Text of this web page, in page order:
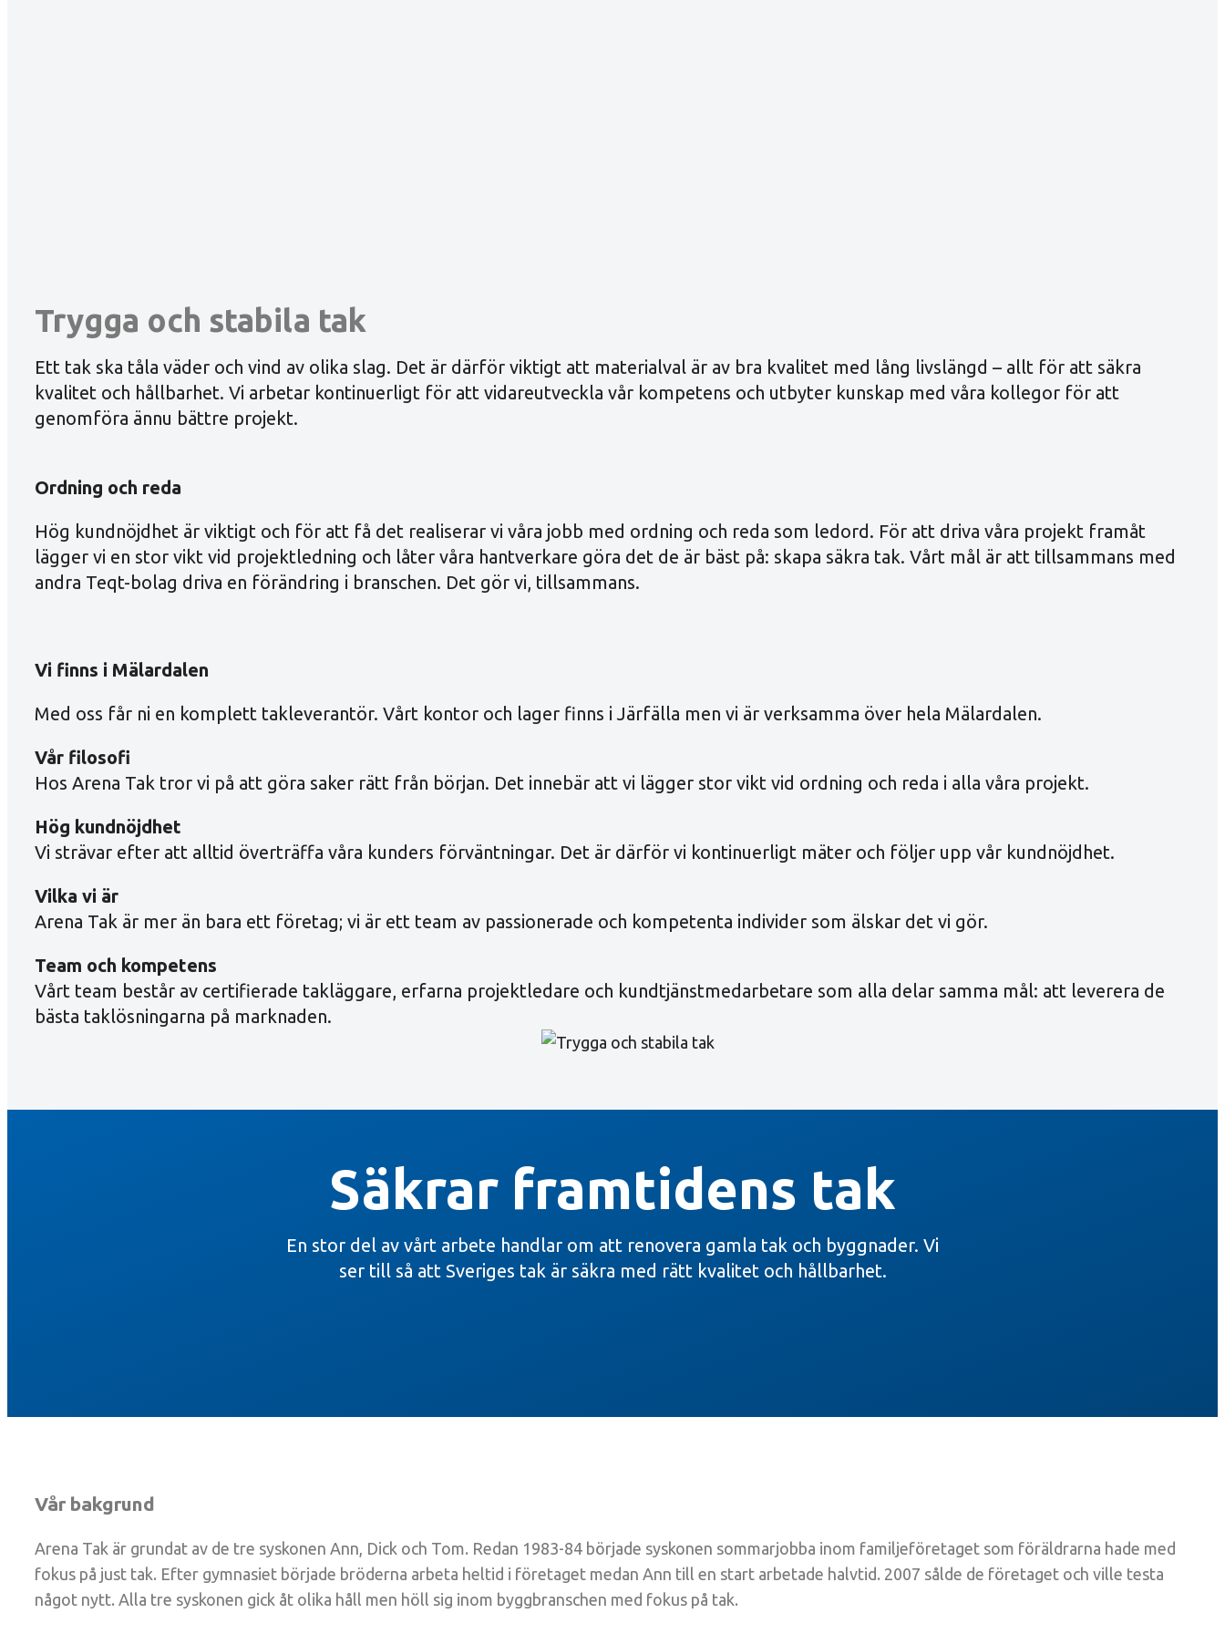
Trygga och stabila tak
Ett tak ska tåla väder och vind av olika slag. Det är därför viktigt att materialval är av bra kvalitet med lång livslängd – allt för att säkra
kvalitet och hållbarhet. Vi arbetar kontinuerligt för att vidareutveckla vår kompetens och utbyter kunskap med våra kollegor för att
genomföra ännu bättre projekt.
Ordning och reda
Hög kundnöjdhet är viktigt och för att få det realiserar vi våra jobb med ordning och reda som ledord. För att driva våra projekt framåt
lägger vi en stor vikt vid projektledning och låter våra hantverkare göra det de är bäst på: skapa säkra tak. Vårt mål är att tillsammans med
andra Teqt-bolag driva en förändring i branschen. Det gör vi, tillsammans.
Vi finns i Mälardalen
Med oss får ni en komplett takleverantör. Vårt kontor och lager finns i Järfälla men vi är verksamma över hela Mälardalen.
Vår filosofi
Hos Arena Tak tror vi på att göra saker rätt från början. Det innebär att vi lägger stor vikt vid ordning och reda i alla våra projekt.
Hög kundnöjdhet
Vi strävar efter att alltid överträffa våra kunders förväntningar. Det är därför vi kontinuerligt mäter och följer upp vår kundnöjdhet.
Vilka vi är
Arena Tak är mer än bara ett företag; vi är ett team av passionerade och kompetenta individer som älskar det vi gör.
Team och kompetens
Vårt team består av certifierade takläggare, erfarna projektledare och kundtjänstmedarbetare som alla delar samma mål: att leverera de
bästa taklösningarna på marknaden.
Säkrar framtidens tak
En stor del av vårt arbete handlar om att renovera gamla tak och byggnader. Vi
ser till så att Sveriges tak är säkra med rätt kvalitet och hållbarhet.
Vår bakgrund
Arena Tak är grundat av de tre syskonen Ann, Dick och Tom. Redan 1983-84 började syskonen sommarjobba inom familjeföretaget som föräldrarna hade med
fokus på just tak. Efter gymnasiet började bröderna arbeta heltid i företaget medan Ann till en start arbetade halvtid. 2007 sålde de företaget och ville testa
något nytt. Alla tre syskonen gick åt olika håll men höll sig inom byggbranschen med fokus på tak.